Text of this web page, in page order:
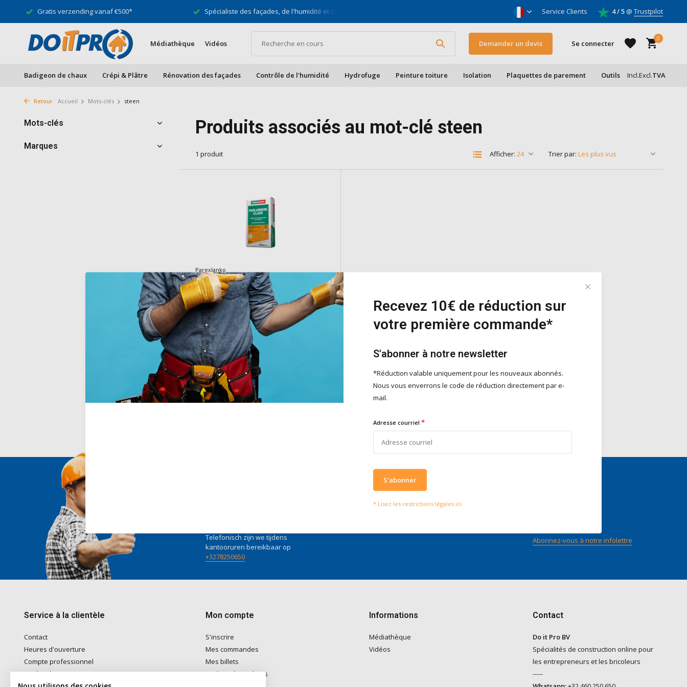
Gratis verzending vanaf €500* Spécialiste des façades, de l'humidité et des toits Pour bricoleurs & entrepreneurs Service Clients 4 / 5@ Trustpilot
Médiathèque Vidéos Demander un devis Se connecter
0
Badigeon de chaux Crépi & Plâtre Rénovation des façades Contrôle de l'humidité Hydrofuge Peinture toiture Isolation Plaquettes de parement Outils Incl.Excl.TVA
Retour Accueil Mots-clés steen
Mots-clés
Marques
Produits associés au mot-clé steen
1 produit Afficher: Trier par:
Parexlanko
PARLUMIERE Clair
ParexLanko Parlumière Clair est un enduit
primaire blanc, également applicable comme
couche de finition. Assure une adhérence
optimale à la maçonnerie.
Deliverytime
€23,90
Incl. TVA
Ajouter
Telefonisch zijn we tijdens
kantooruren bereikbaar op
+3278250650
Abonnez-vous à notre infolettre
Service à la clientèle
Contact
Heures d'ouverture
Compte professionnel
Modes de paiement
Mon compte
S'inscrire
Mes commandes
Mes billets
Ma liste de souhaits
Informations
Médiathèque
Vidéos
Contact
Do it Pro BV
Spécialités de construction online pour
les entrepreneurs et les bricoleurs
-----
Recevez 10€ de réduction sur
votre première commande*
S'abonner à notre newsletter
*Réduction valable uniquement pour les nouveaux abonnés.
Nous vous enverrons le code de réduction directement par e-
mail.
Adresse courriel *
S'abonner
* Lisez les restrictions légales ici